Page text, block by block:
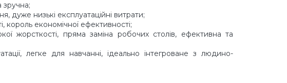
зручна;
дуже низькі експлуатаційні витрати;
король економічної ефективності;
жорсткості, пряма заміна робочих столів, ефективна та
легке для навчанні, ідеально інтегроване з людино-